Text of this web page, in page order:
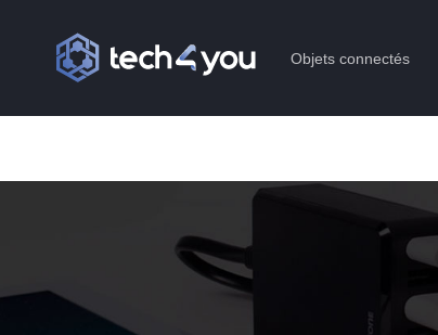
Objets connectés